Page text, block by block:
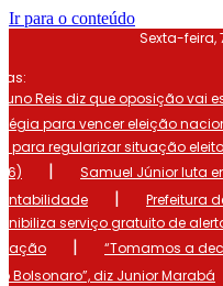
Ir para o conteúdo
Sexta-feira,
Reis diz que oposição vai
para vencer eleição
para regularizar situação
|
Samuel Júnior luta
|
Prefeitura
serviço gratuito de
|
“Tomamos a
Bolsonaro”, diz Junior Marabá